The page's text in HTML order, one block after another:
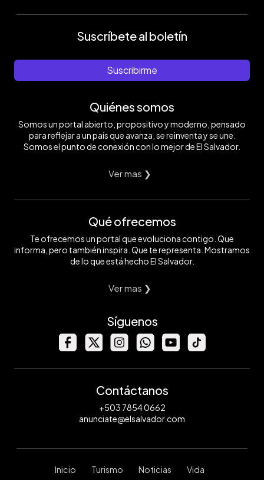
Suscríbete al boletín
Suscribirme
Quiénes somos
Somos un portal abierto, propositivo y moderno, pensado
para reflejar a un país que avanza, se reinventa y se une.
Somos el punto de conexión con lo mejor de El Salvador.
Ver mas ❯
Qué ofrecemos
Te ofrecemos un portal que evoluciona contigo. Que
informa, pero también inspira. Que te representa. Mostramos
de lo que está hecho El Salvador.
Ver mas ❯
Síguenos
Contáctanos
+503 7854 0662
anunciate@elsalvador.com
Inicio Turismo Noticias Vida